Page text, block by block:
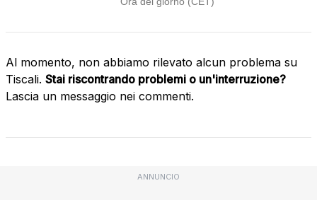
Al momento, non abbiamo rilevato alcun problema su
Tiscali. Stai riscontrando problemi o un'interruzione?
Lascia un messaggio nei commenti.
ANNUNCIO